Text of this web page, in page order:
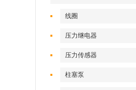
线圈
压力继电器
压力传感器
柱塞泵